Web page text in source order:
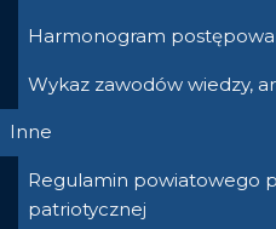
Harmonogram
Wykaz zawodów wiedzy,
Inne
Regulamin powiatowego
patriotycznej